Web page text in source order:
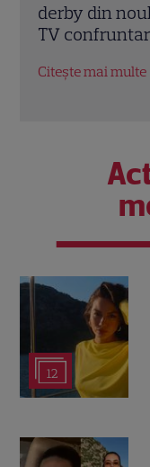
lui Marc
sa să devină
12